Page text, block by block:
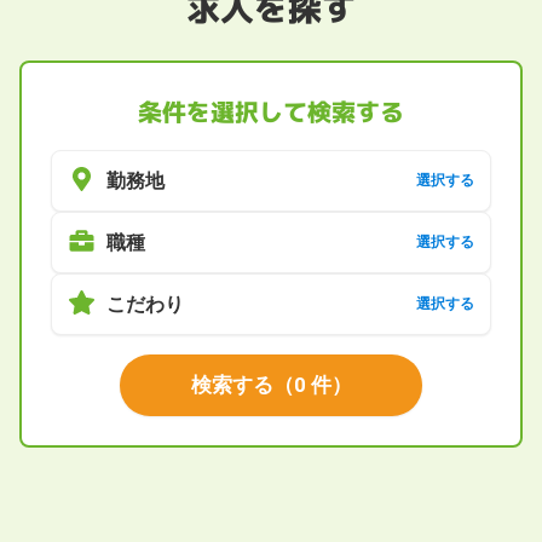
条件を選択して検索する
勤務地 選択する
職種 選択する
こだわり 選択する
検索する （0 件）